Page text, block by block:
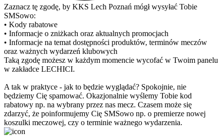
Zaznacz tę zgodę, by KKS Lech Poznań mógł wysyłać Tobie
SMSowo:
• Kody rabatowe
• Informacje o zniżkach oraz aktualnych promocjach
• Informacje na temat dostępności produktów, terminów meczów
oraz ważnych wydarzeń klubowych
Taką zgodę możesz w każdym momencie wycofać w Twoim panelu
w zakładce LECHICI.
A tak w praktyce - jak to będzie wyglądać? Spokojnie, nie
będziemy Cię spamować. Okazjonalnie wyślemy Tobie kod
rabatowy np. na wybrany przez nas mecz. Czasem może się
zdarzyć, że poinformujemy Cię SMSowo np. o premierze nowej
koszulki meczowej, czy o terminie ważnego wydarzenia.